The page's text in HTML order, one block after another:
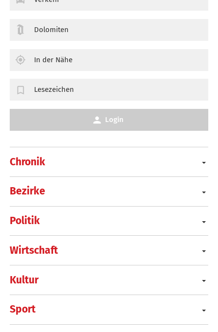
Chronik
Bezirke
Politik
Wirtschaft
Kultur
Sport
Dolomiten
In der Nähe
Lesezeichen
Login